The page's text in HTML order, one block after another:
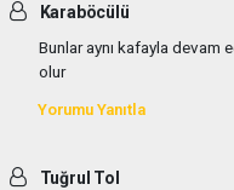
Karaböcülü
Bunlar aynı kafayla
olur
Yorumu Yanıtla
Tuğrul Tol